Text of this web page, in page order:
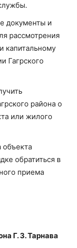
документы и
рассмотрения
капитальному
Гагрского
района о
или жилого
объекта
обратиться в
приема
Г. З. Тарнава